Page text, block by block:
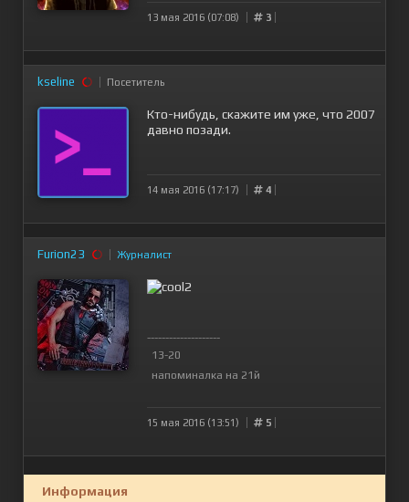
13 мая 2016 (07:08) 3
kseline Посетитель
Кто-нибудь, скажите им уже, что 2007
давно позади.
14 мая 2016 (17:17) 4
Furion23 Журналист
--------------------
13-20
напоминалка на 21й
15 мая 2016 (13:51) 5
Информация